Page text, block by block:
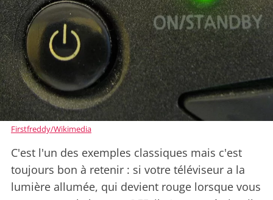
Firstfreddy/Wikimedia
C'est l'un des exemples classiques mais c'est
toujours bon à retenir : si votre téléviseur a la
lumière allumée, qui devient rouge lorsque vous